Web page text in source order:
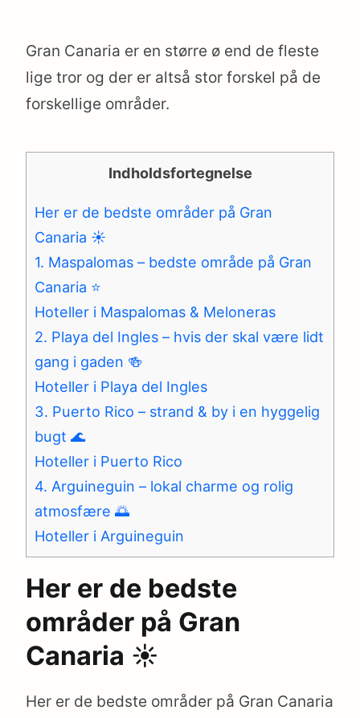
Gran Canaria er en større ø end de fleste
lige tror og der er altså stor forskel på de
forskellige områder.
Indholdsfortegnelse
Her er de bedste områder på Gran
Canaria ☀️
1. Maspalomas – bedste område på Gran
Canaria ⭐️
Hoteller i Maspalomas & Meloneras
2. Playa del Ingles – hvis der skal være lidt
gang i gaden 🍻
Hoteller i Playa del Ingles
3. Puerto Rico – strand & by i en hyggelig
bugt 🌊
Hoteller i Puerto Rico
4. Arguineguin – lokal charme og rolig
atmosfære 🌅
Hoteller i Arguineguin
Her er de bedste
områder på Gran
Canaria ☀️
Her er de bedste områder på Gran Canaria